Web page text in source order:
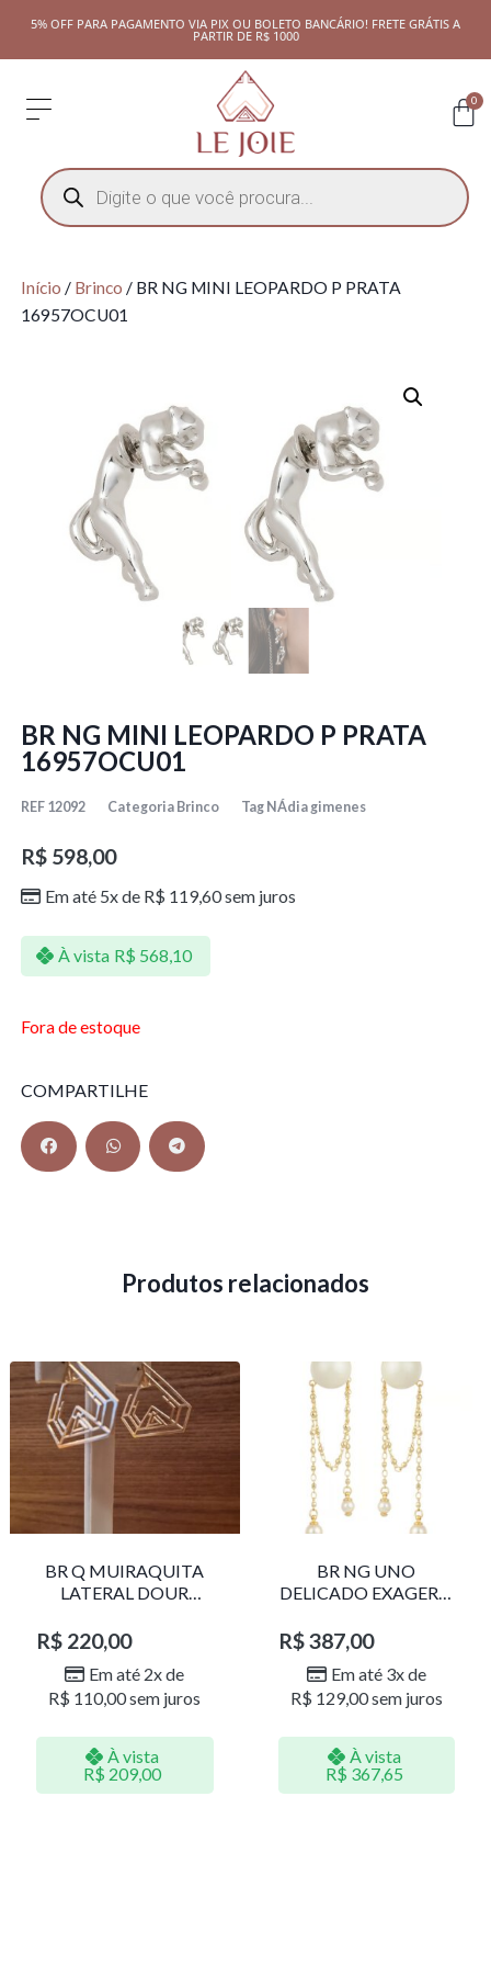
5% OFF PARA PAGAMENTO VIA PIX OU BOLETO BANCÁRIO! FRETE GRÁTIS A
PARTIR DE R$ 1000
0
Início / Brinco / BR NG MINI LEOPARDO P PRATA
16957OCU01
BR NG MINI LEOPARDO P PRATA
16957OCU01
REF 12092 Categoria Brinco Tag NÁdia gimenes
R$598,00
Em até 5x de R$ 119,60sem juros
À vista R$ 568,10
Fora de estoque
COMPARTILHE
Produtos relacionados
BR Q MUIRAQUITA
LATERAL DOUR
R$ 220,00
Em até 2x de
R$ 110,00sem juros
À vista
R$ 209,00
BR NG UNO
DELICADO EXAGERO
R$387,00
Em até 3x de
R$ 129,00sem juros
À vista
R$ 367,65